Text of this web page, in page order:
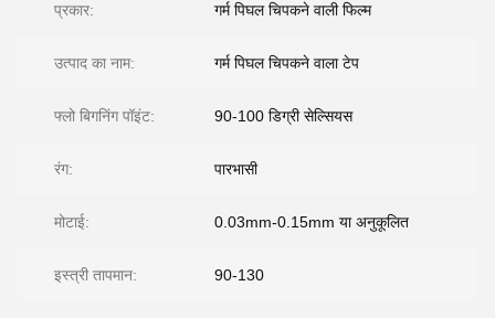
प्रकार: गर्म पिघल चिपकने वाली फिल्म
उत्पाद का नाम: गर्म पिघल चिपकने वाला टेप
फ्लो बिगनिंग पॉइंट: 90-100 डिग्री सेल्सियस
रंग: पारभासी
मोटाई: 0.03mm-0.15mm या अनुकूलित
इस्त्री तापमान: 90-130